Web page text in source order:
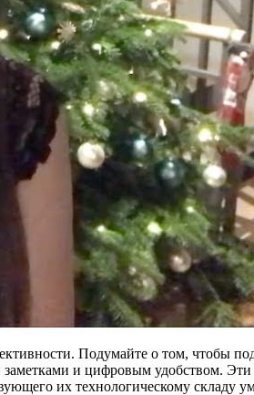
Подумайте о том, чтобы
и цифровым удобством.
их технологическому складу